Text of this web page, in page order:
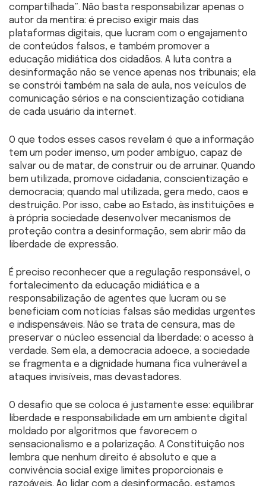
compartilhada”. Não basta responsabilizar apenas o
autor da mentira: é preciso exigir mais das
plataformas digitais, que lucram com o engajamento
de conteúdos falsos, e também promover a
educação midiática dos cidadãos. A luta contra a
desinformação não se vence apenas nos tribunais; ela
se constrói também na sala de aula, nos veículos de
comunicação sérios e na conscientização cotidiana
de cada usuário da internet.
O que todos esses casos revelam é que a informação
tem um poder imenso, um poder ambíguo, capaz de
salvar ou de matar, de construir ou de arruinar. Quando
bem utilizada, promove cidadania, conscientização e
democracia; quando mal utilizada, gera medo, caos e
destruição. Por isso, cabe ao Estado, às instituições e
à própria sociedade desenvolver mecanismos de
proteção contra a desinformação, sem abrir mão da
liberdade de expressão.
É preciso reconhecer que a regulação responsável, o
fortalecimento da educação midiática e a
responsabilização de agentes que lucram ou se
beneficiam com notícias falsas são medidas urgentes
e indispensáveis. Não se trata de censura, mas de
preservar o núcleo essencial da liberdade: o acesso à
verdade. Sem ela, a democracia adoece, a sociedade
se fragmenta e a dignidade humana fica vulnerável a
ataques invisíveis, mas devastadores.
O desafio que se coloca é justamente esse: equilibrar
liberdade e responsabilidade em um ambiente digital
moldado por algoritmos que favorecem o
sensacionalismo e a polarização. A Constituição nos
lembra que nenhum direito é absoluto e que a
convivência social exige limites proporcionais e
razoáveis. Ao lidar com a desinformação, estamos